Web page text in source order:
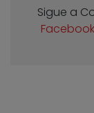
Sigue a
Facebook